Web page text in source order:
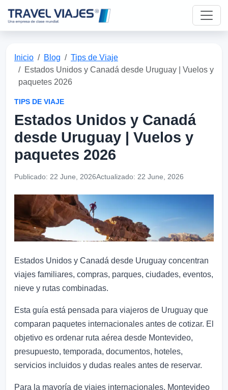
Inicio Blog
Tips de Viaje
Estados Unidos y Canadá desde Uruguay | Vuelos y
paquetes 2026
TIPS DE VIAJE
Estados Unidos y Canadá
desde Uruguay | Vuelos y
paquetes 2026
Publicado: 22 June, 2026Actualizado: 22 June, 2026
Estados Unidos y Canadá desde Uruguay concentran
viajes familiares, compras, parques, ciudades, eventos,
nieve y rutas combinadas.
Esta guía está pensada para viajeros de Uruguay que
comparan paquetes internacionales antes de cotizar. El
objetivo es ordenar ruta aérea desde Montevideo,
presupuesto, temporada, documentos, hoteles,
servicios incluidos y dudas reales antes de reservar.
Para la mayoría de viajes internacionales, Montevideo